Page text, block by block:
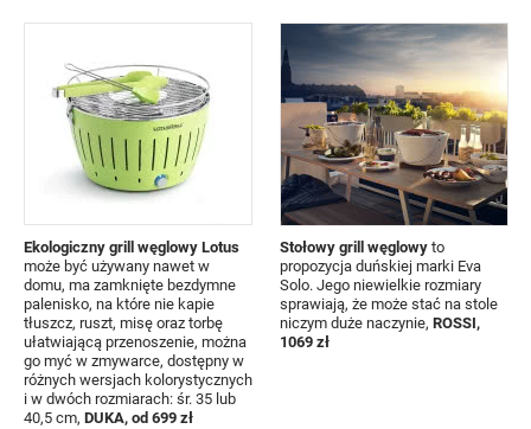
Ekologiczny grill węglowy Lotus
może być używany nawet w
domu, ma zamknięte bezdymne
palenisko, na które nie kapie
tłuszcz, ruszt, misę oraz torbę
ułatwiającą przenoszenie, można
go myć w zmywarce, dostępny w
różnych wersjach kolorystycznych
i w dwóch rozmiarach: śr. 35 lub
40,5 cm, DUKA, od 699 zł
Stołowy grill węglowy to
propozycja duńskiej marki Eva
Solo. Jego niewielkie rozmiary
sprawiają, że może stać na stole
niczym duże naczynie, ROSSI,
1069 zł